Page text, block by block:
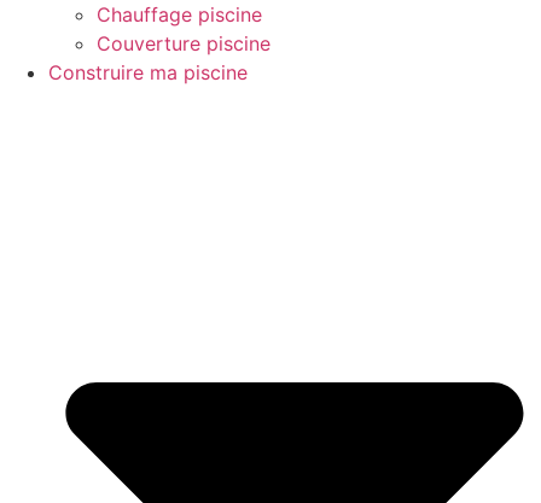
Chauffage piscine
Couverture piscine
Construire ma piscine